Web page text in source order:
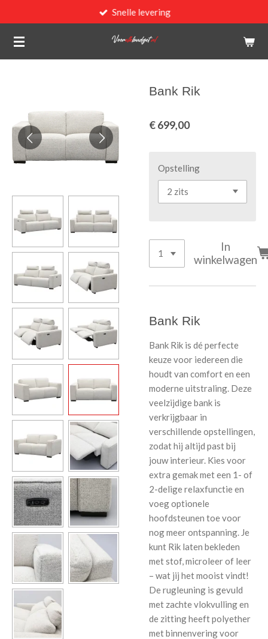
direct
naar
Snelle levering
Bank Rik
€ 699,00
Opstelling
In
winkelwagen
Bank Rik
Bank Rik is dé perfecte
keuze voor iedereen die
houdt van comfort en een
moderne uitstraling. Deze
veelzijdige bank is
verkrijgbaar in
verschillende opstellingen,
zodat hij altijd past bij
jouw interieur. Kies voor
extra gemak met een 1- of
2-delige relaxfunctie en
voeg optionele
hoofdsteunen toe voor
nog meer ontspanning. Je
kunt Rik laten bekleden
met stof, microleer of leer
– wat jij het mooist vindt!
De rugleuning is gevuld
met zachte vlokvulling en
de zitting heeft polyether
met binnenvering voor